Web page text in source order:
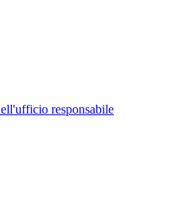
responsabile